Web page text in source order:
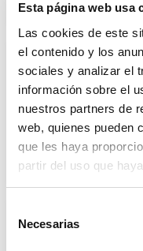
Esta página web usa
Las cookies de este
el contenido y los
sociales y analizar el
información sobre el
nuestros partners de
web, quienes pueden
que les haya
partir del uso que
Necesarias
Tratar
A veces el trato
como guiar una
desconocidas....
0
Ansiedad
Seguro que